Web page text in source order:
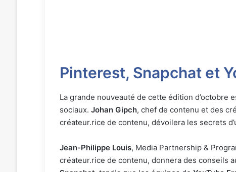
Pinterest, Snapchat et
La grande nouveauté de cette édition
sociaux. Johan Gipch, chef de contenu et des
créateur.rice de contenu, dévoilera les secrets
Jean-Philippe Louis, Media Partnership &
créateur.rice de contenu, donnera des conseils